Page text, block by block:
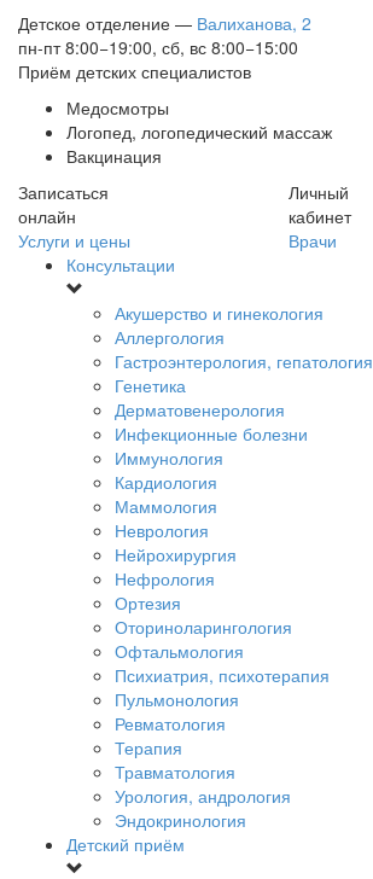
Детское отделение — Валиханова, 2
пн-пт 8:00−19:00, сб, вс 8:00−15:00
Приём детских специалистов
Медосмотры
Логопед, логопедический массаж
Вакцинация
Записаться
онлайн
Личный
кабинет
Услуги и цены
Врачи
Консультации
Акушерство и гинекология
Аллергология
Гастроэнтерология, гепатология
Генетика
Дерматовенерология
Инфекционные болезни
Иммунология
Кардиология
Маммология
Неврология
Нейрохирургия
Нефрология
Ортезия
Оториноларингология
Офтальмология
Психиатрия, психотерапия
Пульмонология
Ревматология
Терапия
Травматология
Урология, андрология
Эндокринология
Детский приём